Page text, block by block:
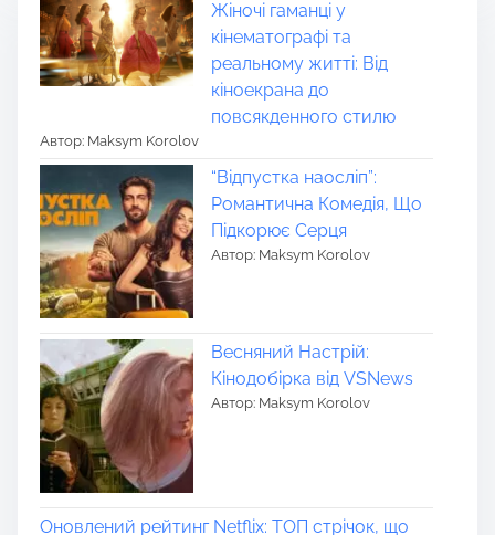
Жіночі гаманці у
кінематографі та
реальному житті: Від
кіноекрана до
повсякденного стилю
Автор: Maksym Korolov
“Відпустка наосліп”:
Романтична Комедія, Що
Підкорює Серця
Автор: Maksym Korolov
Весняний Настрій:
Кінодобірка від VSNews
Автор: Maksym Korolov
Оновлений рейтинг Netflix: ТОП стрічок, що